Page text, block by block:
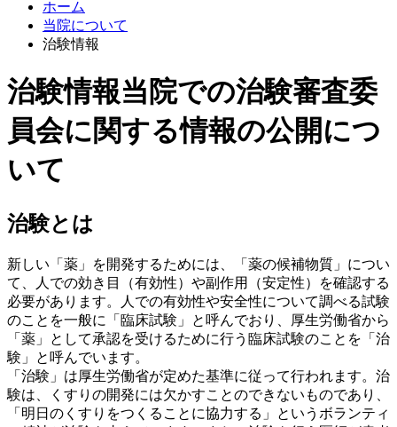
ホーム
当院について
治験情報
治験情報当院での治験審査委
員会に関する情報の公開につ
いて
治験とは
新しい「薬」を開発するためには、「薬の候補物質」につい
て、人での効き目（有効性）や副作用（安定性）を確認する
必要があります。人での有効性や安全性について調べる試験
のことを一般に「臨床試験」と呼んでおり、厚生労働省から
「薬」として承認を受けるために行う臨床試験のことを「治
験」と呼んでいます。
「治験」は厚生労働省が定めた基準に従って行われます。治
験は、くすりの開発には欠かすことのできないものであり、
「明日のくすりをつくることに協力する」というボランティ